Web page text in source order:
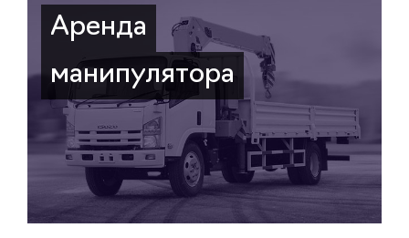
Аренда
манипулятора